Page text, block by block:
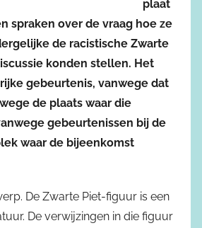
plaat
spraken over de vraag hoe ze
de racistische Zwarte
konden stellen. Het
gebeurtenis, vanwege dat
de plaats waar die
gebeurtenissen bij de
waar de bijeenkomst
De Zwarte Piet-figuur is een
De verwijzingen in die figuur